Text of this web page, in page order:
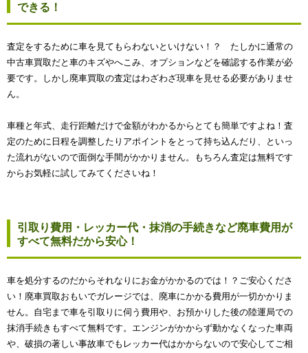
できる！
査定をするために車を見てもらわないといけない！？ たしかに通常の
中古車買取だと車のキズやへこみ、オプションなどを確認する作業が必
要です。しかし廃車買取の査定はわざわざ現車を見せる必要がありませ
ん。
車種と年式、走行距離だけで金額がわかるからとても簡単ですよね！査
定のために日程を調整したりアポイントをとって持ち込んだり、といっ
た流れがないので面倒な手間がかかりません。もちろん査定は無料です
からお気軽に試してみてくださいね！
引取り費用・レッカー代・抹消の手続きなど廃車費用が
すべて無料だから安心！
車を処分するのだからそれなりにお金がかかるのでは！？ご安心くださ
い！廃車買取おもいでガレージでは、廃車にかかる費用が一切かかりま
せん。自宅まで車を引取りに伺う費用や、お預かりした後の陸運局での
抹消手続きもすべて無料です。エンジンがかからず動かなくなった車両
や、破損の著しい事故車でもレッカー代はかからないので安心してご相